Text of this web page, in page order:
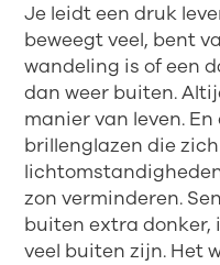
Je leidt een druk
beweegt veel, bent
wandeling is of een
dan weer buiten.
manier van leven.
brillenglazen die
zon verminderen.
buiten extra donker,
veel buiten zijn. Het